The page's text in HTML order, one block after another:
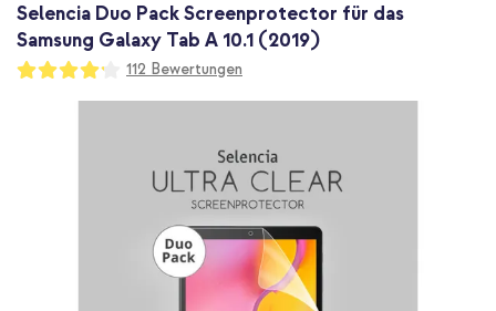
Selencia Duo Pack Screenprotector für das
Samsung Galaxy Tab A 10.1 (2019)
Bewertung:
83
100
112 Bewertungen